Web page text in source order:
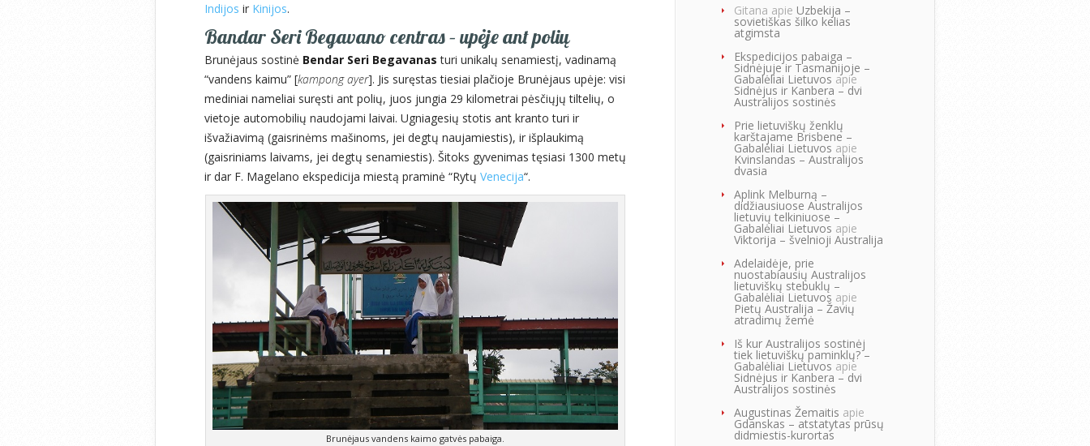
Indijos ir Kinijos.
Bandar Seri Begavano centras – upėje ant polių
Brunėjaus sostinė Bendar Seri Begavanas turi unikalų senamiestį, vadinamą
“vandens kaimu” [kampong ayer]. Jis suręstas tiesiai plačioje Brunėjaus upėje: visi
mediniai nameliai suręsti ant polių, juos jungia 29 kilometrai pėsčiųjų tiltelių, o
vietoje automobilių naudojami laivai. Ugniagesių stotis ant kranto turi ir
išvažiavimą (gaisrinėms mašinoms, jei degtų naujamiestis), ir išplaukimą
(gaisriniams laivams, jei degtų senamiestis). Šitoks gyvenimas tęsiasi 1300 metų
ir dar F. Magelano ekspedicija miestą praminė “Rytų Venecija“.
Brunėjaus vandens kaimo gatvės pabaiga.
Gitana apie Uzbekija –
sovietiškas šilko kelias
atgimsta
Ekspedicijos pabaiga –
Sidnėjuje ir Tasmanijoje –
Gabalėliai Lietuvos apie
Sidnėjus ir Kanbera – dvi
Australijos sostinės
Prie lietuviškų ženklų
karštajame Brisbene –
Gabalėliai Lietuvos apie
Kvinslandas – Australijos
dvasia
Aplink Melburną –
didžiausiuose Australijos
lietuvių telkiniuose –
Gabalėliai Lietuvos apie
Viktorija – švelnioji Australija
Adelaidėje, prie
nuostabiausių Australijos
lietuviškų stebuklų –
Gabalėliai Lietuvos apie
Pietų Australija – Žavių
atradimų žemė
Iš kur Australijos sostinėj
tiek lietuviškų paminklų? –
Gabalėliai Lietuvos apie
Sidnėjus ir Kanbera – dvi
Australijos sostinės
Augustinas Žemaitis apie
Gdanskas – atstatytas prūsų
didmiestis-kurortas